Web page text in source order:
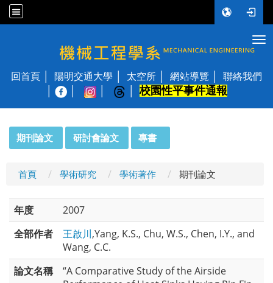
國立陽明交通大學 機械工程學系
回首頁 陽明交通大學 太空所 網站導覽
聯絡我們
校園性平事件通報
期刊論文 研討會論文 專書
首頁 學術研究 學術著作 期刊論文
年度
2007
全部作者
王啟川,Yang, K.S., Chu, W.S., Chen, I.Y., and
Wang, C.C.
論文名稱
“A Comparative Study of the Airside